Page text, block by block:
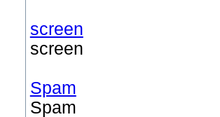
screen
screen
Spam
Spam